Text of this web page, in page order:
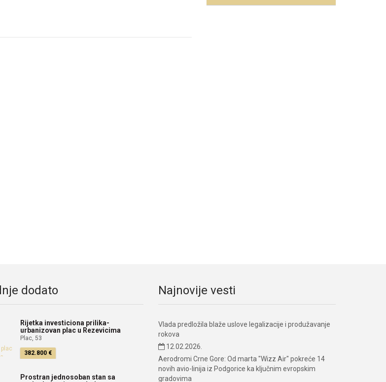
dodato
Rijetka investiciona prilika-
urbanizovan plac u Rezevicima
Plac, 53
382.800 €
Prostran jednosoban stan sa
Najnovije vesti
Vlada predložila blaže uslove legalizacije i produžavanje
rokova
12.02.2026.
Aerodromi Crne Gore: Od marta "Wizz Air" pokreće 14
novih avio-linija iz Podgorice ka ključnim evropskim
gradovima